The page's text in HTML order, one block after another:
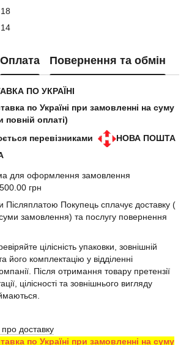
18
14
Оплата Повернення та обмін
ПО УКРАЇНІ
по Україні при замовленні на суму
повній оплаті)
перевізниками
НОВА ПОШТА
для оформлення замовлення
грн
Післяплатою Покупець сплачує доставку (
замовлення) та послугу повернення
цілісність упаковки, зовнішній
його комплектацію у відділенні
Після отримання товару претензії
цілісності та зовнішнього вигляду
доставку
по Україні при замовленні на суму